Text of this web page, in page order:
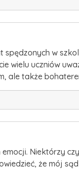
w
wielu uczniów
ale także
emocji. Niektórzy
że mój